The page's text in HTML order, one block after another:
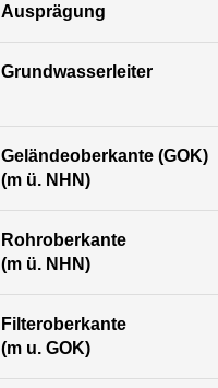
Ausprägung
Grundwasserleiter
Geländeoberkante (GOK)
(m ü. NHN)
Rohroberkante
(m ü. NHN)
Filteroberkante
(m u. GOK)